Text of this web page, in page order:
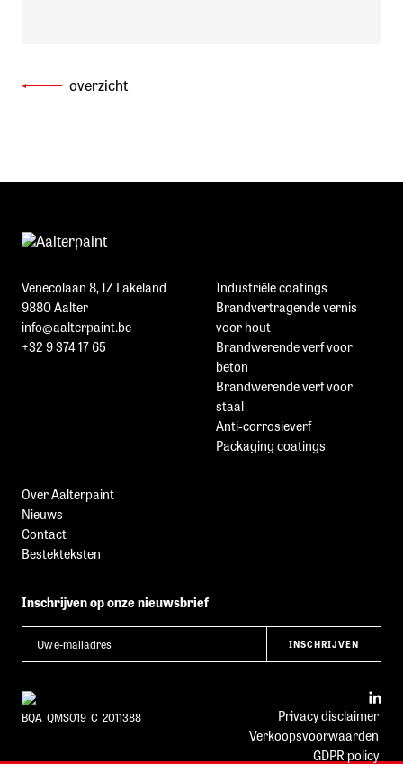
overzicht
Venecolaan 8, IZ Lakeland
9880 Aalter
info@aalterpaint.be
+32 9 374 17 65
Industriële coatings
Brandvertragende vernis
voor hout
Brandwerende verf voor
beton
Brandwerende verf voor
staal
Anti-corrosieverf
Packaging coatings
Over Aalterpaint
Nieuws
Contact
Bestekteksten
Inschrijven op onze nieuwsbrief
Leave
this
field
INSCHRIJVEN
BQA_QMS019_C_2011388
Privacy disclaimer
Verkoopsvoorwaarden
GDPR policy